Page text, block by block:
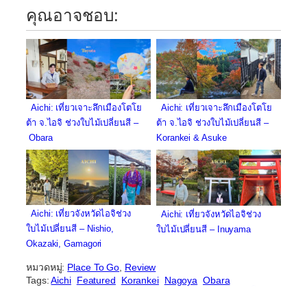
คุณอาจชอบ:
Aichi: เที่ยวเจาะลึกเมืองโตโย
ต้า จ.ไอจิ ช่วงใบไม้เปลี่ยนสี –
Obara
Aichi: เที่ยวเจาะลึกเมืองโตโย
ต้า จ.ไอจิ ช่วงใบไม้เปลี่ยนสี –
Korankei & Asuke
Aichi: เที่ยวจังหวัดไอจิช่วง
ใบไม้เปลี่ยนสี – Nishio,
Okazaki, Gamagori
Aichi: เที่ยวจังหวัดไอจิช่วง
ใบไม้เปลี่ยนสี – Inuyama
หมวดหมู่: Place To Go, Review
Tags:Aichi Featured Korankei Nagoya Obara